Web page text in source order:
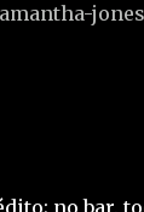
no bar,